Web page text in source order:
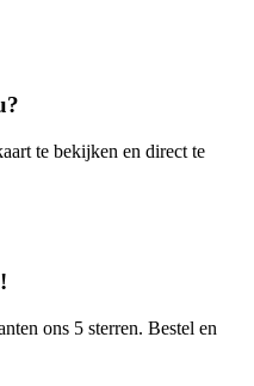
te bekijken en direct te
ons 5 sterren. Bestel en